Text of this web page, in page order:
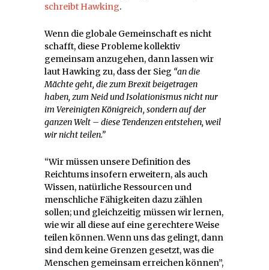
schreibt Hawking.
Wenn die globale Gemeinschaft es nicht
schafft, diese Probleme kollektiv
gemeinsam anzugehen, dann lassen wir
laut Hawking zu, dass der Sieg “an die
Mächte geht, die zum Brexit beigetragen
haben, zum Neid und Isolationismus nicht nur
im Vereinigten Königreich, sondern auf der
ganzen Welt – diese Tendenzen entstehen, weil
wir nicht teilen.”
“Wir müssen unsere Definition des
Reichtums insofern erweitern, als auch
Wissen, natürliche Ressourcen und
menschliche Fähigkeiten dazu zählen
sollen; und gleichzeitig müssen wir lernen,
wie wir all diese auf eine gerechtere Weise
teilen können. Wenn uns das gelingt, dann
sind dem keine Grenzen gesetzt, was die
Menschen gemeinsam erreichen können”,